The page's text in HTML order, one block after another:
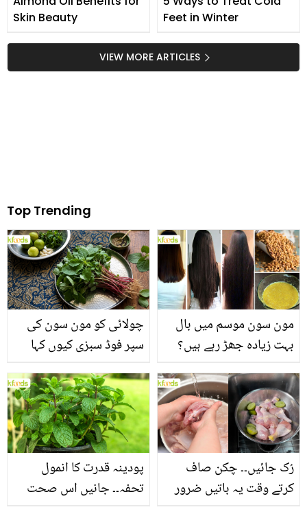
Skin Beauty
Feet in Winter
VIEW MORE ARTICLES
Top Trending
چولائی کو مون سون کی
سپر فوڈ سبزی کیوں کہا
منرلز اور اینٹی آکسیڈنٹس
سے بھرپور اس سبزی کے
فائدے
مون سون موسم میں بال
بہت زیادہ جھڑ رہے ہیں؟
بنانے کے چند قدرتی طریقے
پودینہ قدرت کا انمول
تحفہ۔۔ جانیں اس صحت
رُک جائیں۔۔ چکن صاف
کرتے وقت یہ باتیں ضرور